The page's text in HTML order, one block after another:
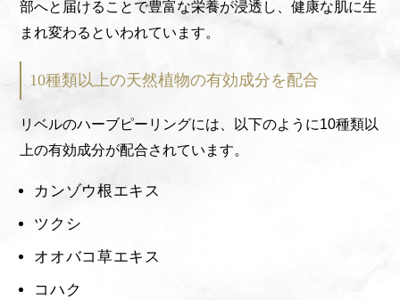
部へと届けることで豊富な栄養が浸透し、健康な肌に生
まれ変わるといわれています。
10種類以上の天然植物の有効成分を配合
リベルのハーブピーリングには、以下のように10種類以
上の有効成分が配合されています。
カンゾウ根エキス
ツクシ
オオバコ草エキス
コハク